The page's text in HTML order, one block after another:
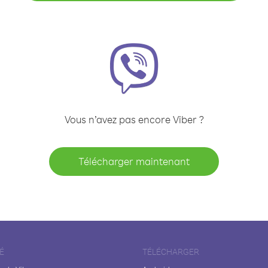
Vous n’avez pas encore Viber ?
Télécharger maintenant
TÉLÉCHARGER